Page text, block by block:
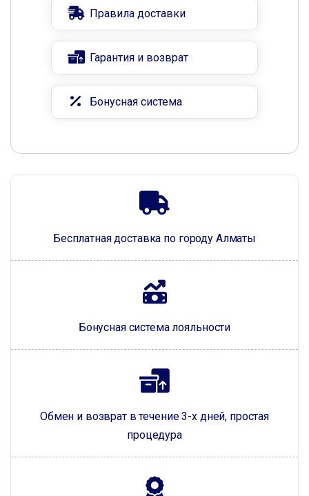
Бесплатная доставка по городу Алматы
Бонусная система лояльности
Обмен и возврат в течение 3-х дней, простая
процедура
Правила доставки
Гарантия и возврат
Бонусная система